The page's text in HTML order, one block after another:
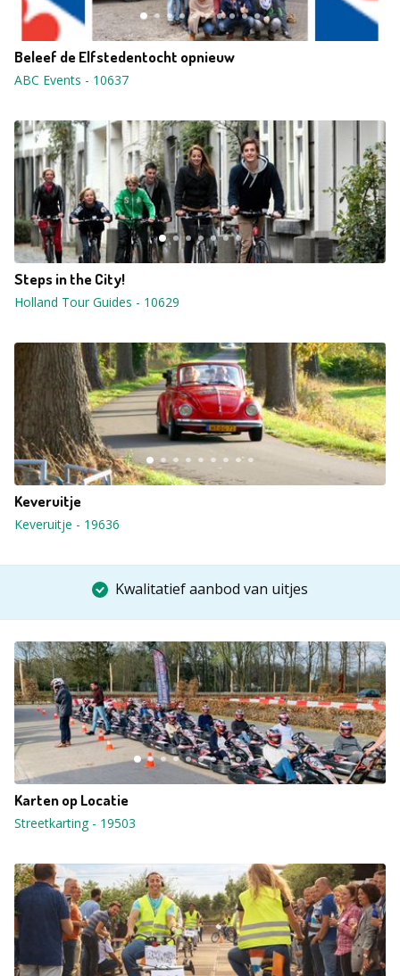
Beleef de Elfstedentocht opnieuw
ABC Events - 10637
Steps in the City!
Holland Tour Guides - 10629
Keveruitje
Keveruitje - 19636
Kwalitatief aanbod van uitjes
Karten op Locatie
Streetkarting- 19503